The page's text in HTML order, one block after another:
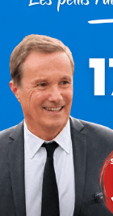
Aignan
(8
Vidéo Par
8 octobre
«
encadré :
de
opposé…